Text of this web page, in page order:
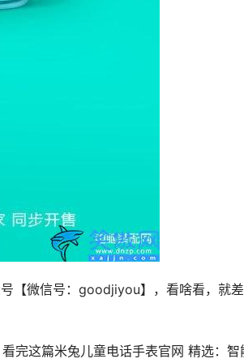
【微信号：goodjiyou】，看啥看，就
完这篇米兔儿童电话手表官网 精选：智